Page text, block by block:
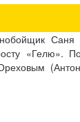
«Гелю».